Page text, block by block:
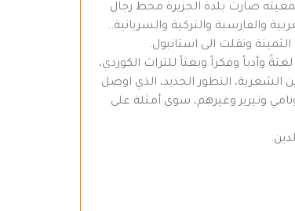
صارت بلدة الجزيرة محط رجال
والفارسية والتركية والسريانية..
وأدباً وفكراً وبعثاً للتراث الكوردي،
التطور الجديد، الذي اوصل
وتيريز وغيرهم، سوى أمثلة على